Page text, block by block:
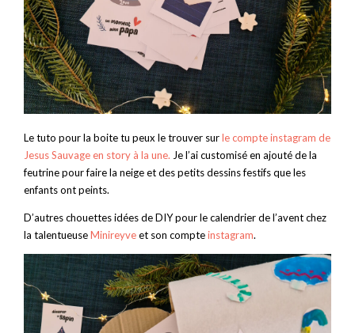
Le tuto pour la boite tu peux le trouver surle compte instagram de
Jesus Sauvage en story à la une. Je l’ai customisé en ajouté de la
feutrine pour faire la neige et des petits dessins festifs que les
enfants ont peints.
D’autres chouettes idées de DIY pour le calendrier de l’avent chez
la talentueuseMinireyveet son compteinstagram.